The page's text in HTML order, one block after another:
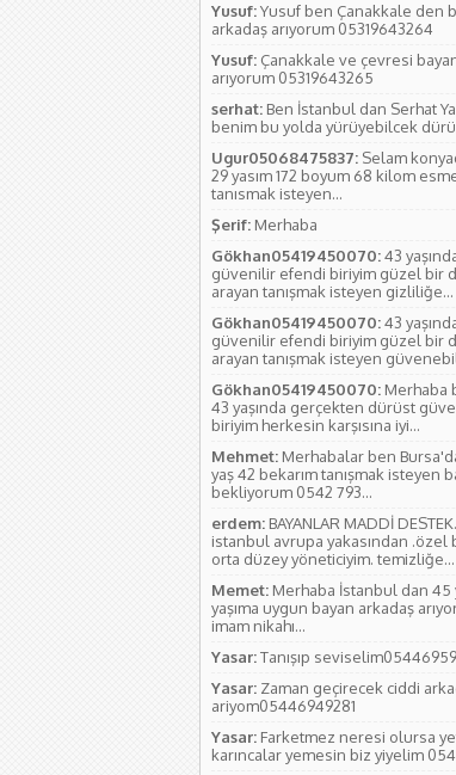
Yusuf:Yusuf ben Çanakkale den
arkadaş arıyorum 05319643264
Yusuf: Çanakkale ve çevresi
arıyorum 05319643265
serhat: Ben İstanbul dan Serhat
benim bu yolda yürüyebilcek
Ugur05068475837: Selam
29 yasım 172 boyum 68 kilom
tanısmak isteyen...
Şerif: Merhaba
Gökhan05419450070:43
güvenilir efendi biriyim güzel bir
arayan tanışmak isteyen gizliliğe...
Gökhan05419450070:43
güvenilir efendi biriyim güzel bir
arayan tanışmak isteyen
Gökhan05419450070: Merhaba
43 yaşında gerçekten dürüst
biriyim herkesin karşısına iyi...
Mehmet: Merhabalar ben
yaş 42 bekarım tanışmak isteyen
bekliyorum 0542 793...
erdem: BAYANLAR MADDİ
istanbul avrupa yakasından .özel
orta düzey yöneticiyim. temizliğe...
Memet: Merhaba İstanbul dan 45
yaşıma uygun bayan arkadaş
imam nikahı...
Yasar:Tanışıp
Yasar: Zaman geçirecek ciddi
ariyom05446949281
Yasar: Farketmez neresi olursa
karıncalar yemesin biz yiyelim